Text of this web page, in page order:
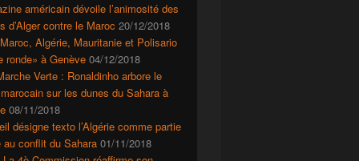
américain dévoile l’animosité des
d’Alger contre le Maroc 20/12/2018
Algérie, Mauritanie et Polisario
ronde» à Genève 04/12/2018
Verte : Ronaldinho arbore le
sur les dunes du Sahara à
08/11/2018
désigne texto l’Algérie comme partie
au conflit du Sahara 01/11/2018